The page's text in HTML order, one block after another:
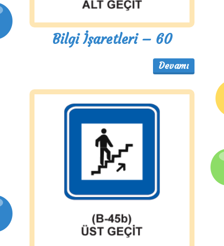
Bilgi İşaretleri – 60
Devamı